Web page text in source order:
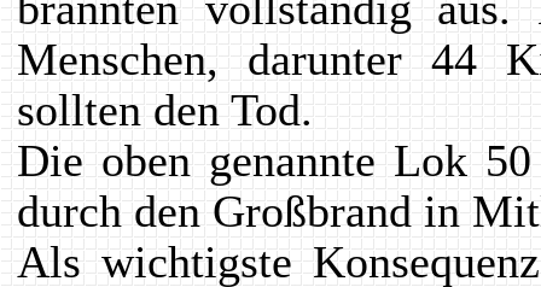
Menschen, darunter 44
sollten den Tod.
Die oben genannte Lok
durch den Großbrand in
Als wichtigste